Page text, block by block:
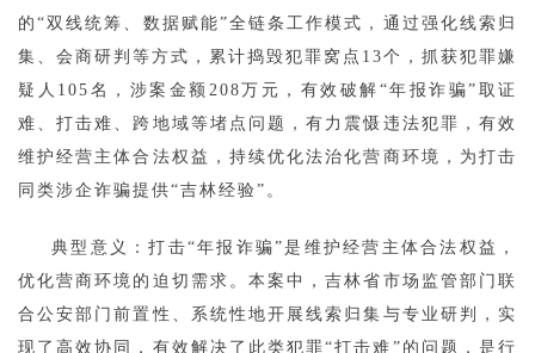
的“双线统筹、数据赋能”全链条工作模式，通过强化线索归
集、会商研判等方式，累计捣毁犯罪窝点13个，抓获犯罪嫌
疑人105名，涉案金额208万元，有效破解“年报诈骗”取证
难、打击难、跨地域等堵点问题，有力震慑违法犯罪，有效
维护经营主体合法权益，持续优化法治化营商环境，为打击
同类涉企诈骗提供“吉林经验”。
典型意义：打击“年报诈骗”是维护经营主体合法权益，
优化营商环境的迫切需求。本案中，吉林省市场监管部门联
合公安部门前置性、系统性地开展线索归集与专业研判，实
现了高效协同，有效解决了此类犯罪“打击难”的问题，是行